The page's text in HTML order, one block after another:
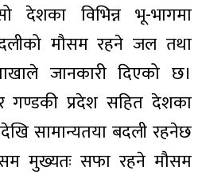
विभिन्न भू-भागमा
मौसम रहने जल तथा
जानकारी दिएको छ।
गण्डकी प्रदेश सहित देशका
सामान्यतया बदली रहनेछ
मुख्यतः सफा रहने मौसम